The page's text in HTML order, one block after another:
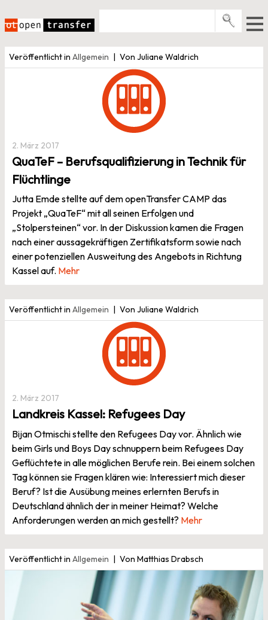
Inhalt
springen
Pro­gramme
Events
E-Books
Über uns
Veröffentlicht in Allgemein Von Juliane Waldrich
2. März 2017
QuaTeF – Berufsqualifizierung in Technik für
Flüchtlinge
Jutta Emde stellte auf dem openTransfer CAMP das
Projekt „QuaTeF“ mit all seinen Erfolgen und
„Stolpersteinen“ vor. In der Diskussion kamen die Fragen
nach einer aussagekräftigen Zertifikatsform sowie nach
einer potenziellen Ausweitung des Angebots in Richtung
Kassel auf. Mehr
Veröffentlicht in Allgemein Von Juliane Waldrich
2. März 2017
Landkreis Kassel: Refugees Day
Bijan Otmischi stellte den Refugees Day vor. Ähnlich wie
beim Girls und Boys Day schnuppern beim Refugees Day
Geflüchtete in alle möglichen Berufe rein. Bei einem solchen
Tag können sie Fragen klären wie: Interessiert mich dieser
Beruf? Ist die Ausübung meines erlernten Berufs in
Deutschland ähnlich der in meiner Heimat? Welche
Anforderungen werden an mich gestellt? Mehr
Veröffentlicht in Allgemein Von Matthias Drabsch